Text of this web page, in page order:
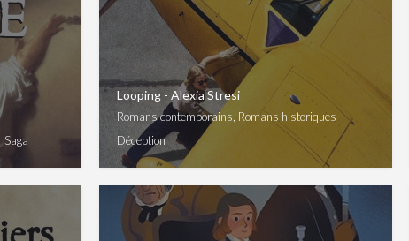
Saga
Looping - Alexia Stresi
Romans contemporains, Romans historiques
Déception